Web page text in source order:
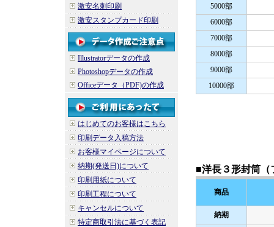
激安名刺印刷
激安スタンプカード印刷
Illustratorデータの作成
Photoshopデータの作成
Officeデータ（PDF)の作成
はじめてのお客様はこちら
印刷データ入稿方法
お客様マイページについて
納期(発送日)について
印刷用紙について
印刷工程について
キャンセルについて
特定商取引法に基づく表記
5000部
6000部
7000部
8000部
9000部
10000部
■洋長３形封筒（
商品
納期